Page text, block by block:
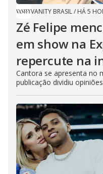
VANITY BRASIL/ HÁ 5
Zé Felipe
em show na
repercute na
Cantora se apresenta no
publicação dividiu